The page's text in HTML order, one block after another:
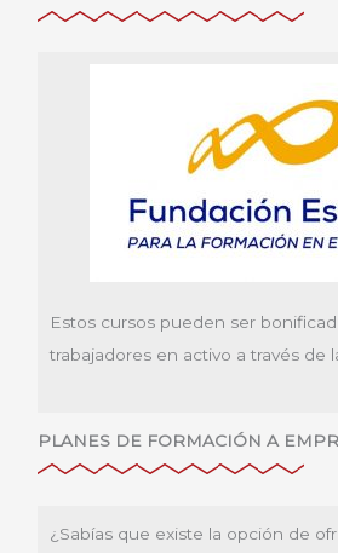
Estos cursos pueden ser
trabajadores en activo a través de
PLANES DE FORMACIÓN A
¿Sabías que existe la opción de